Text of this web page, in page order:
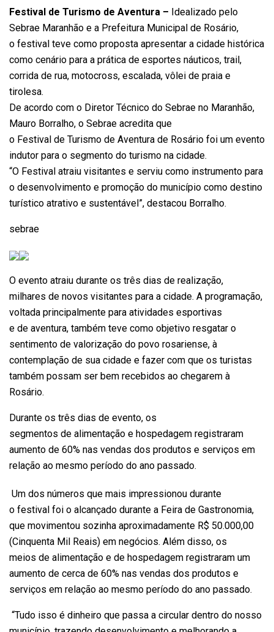
Festival de Turismo de Aventura – Idealizado pelo
Sebrae Maranhão e a Prefeitura Municipal de Rosário,
o festival teve como proposta apresentar a cidade histórica
como cenário para a prática de esportes náuticos, trail,
corrida de rua, motocross, escalada, vôlei de praia e
tirolesa.
De acordo com o Diretor Técnico do Sebrae no Maranhão,
Mauro Borralho, o Sebrae acredita que
o Festival de Turismo de Aventura de Rosário foi um evento
indutor para o segmento do turismo na cidade.
“O Festival atraiu visitantes e serviu como instrumento para
o desenvolvimento e promoção do município como destino
turístico atrativo e sustentável”, destacou Borralho.
sebrae
O evento atraiu durante os três dias de realização,
milhares de novos visitantes para a cidade. A programação,
voltada principalmente para atividades esportivas
e de aventura, também teve como objetivo resgatar o
sentimento de valorização do povo rosariense, à
contemplação de sua cidade e fazer com que os turistas
também possam ser bem recebidos ao chegarem à
Rosário.
Durante os três dias de evento, os
segmentos de alimentação e hospedagem registraram
aumento de 60% nas vendas dos produtos e serviços em
relação ao mesmo período do ano passado.
Um dos números que mais impressionou durante
o festival foi o alcançado durante a Feira de Gastronomia,
que movimentou sozinha aproximadamente R$ 50.000,00
(Cinquenta Mil Reais) em negócios. Além disso, os
meios de alimentação e de hospedagem registraram um
aumento de cerca de 60% nas vendas dos produtos e
serviços em relação ao mesmo período do ano passado.
“Tudo isso é dinheiro que passa a circular dentro do nosso